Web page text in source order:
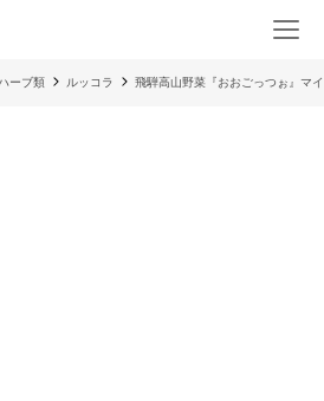
ーブ類 ルッコラ 飛騨高山野菜『おおごっつぉ』マ